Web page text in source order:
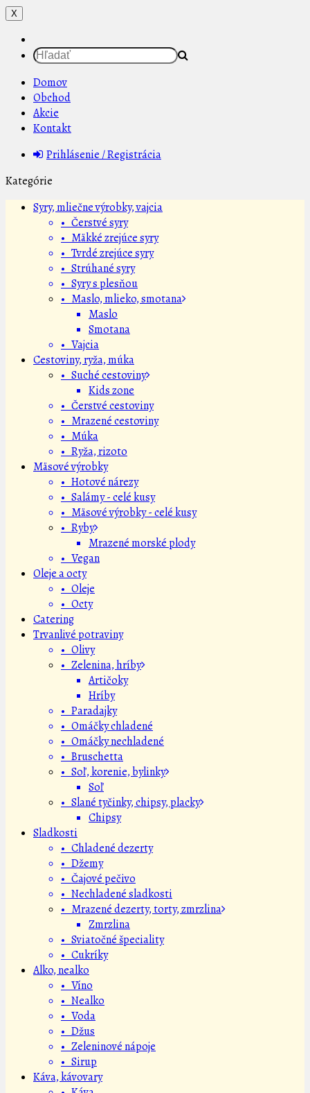
X
Domov
Obchod
Akcie
Kontakt
Prihlásenie / Registrácia
Kategórie
Syry, mliečne výrobky, vajcia
• Čerstvé syry
• Mäkké zrejúce syry
• Tvrdé zrejúce syry
• Strúhané syry
• Syry s plesňou
• Maslo, mlieko, smotana
Maslo
Smotana
• Vajcia
Cestoviny, ryža, múka
• Suché cestoviny
Kids zone
• Čerstvé cestoviny
• Mrazené cestoviny
• Múka
• Ryža, rizoto
Mäsové výrobky
• Hotové nárezy
• Salámy - celé kusy
• Mäsové výrobky - celé kusy
• Ryby
Mrazené morské plody
• Vegan
Oleje a octy
• Oleje
• Octy
Catering
Trvanlivé potraviny
• Olivy
• Zelenina, hríby
Artičoky
Hríby
• Paradajky
• Omáčky chladené
• Omáčky nechladené
• Bruschetta
• Soľ, korenie, bylinky
Soľ
• Slané tyčinky, chipsy, placky
Chipsy
Sladkosti
• Chladené dezerty
• Džemy
• Čajové pečivo
• Nechladené sladkosti
• Mrazené dezerty, torty, zmrzlina
Zmrzlina
• Sviatočné špeciality
• Cukríky
Alko, nealko
• Víno
• Nealko
• Voda
• Džus
• Zeleninové nápoje
• Sirup
Káva, kávovary